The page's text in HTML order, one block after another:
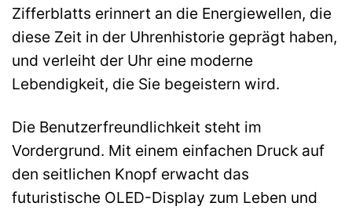
Zifferblatts erinnert an die Energiewellen, die
diese Zeit in der Uhrenhistorie geprägt haben,
und verleiht der Uhr eine moderne
Lebendigkeit, die Sie begeistern wird.
Die Benutzerfreundlichkeit steht im
Vordergrund. Mit einem einfachen Druck auf
den seitlichen Knopf erwacht das
futuristische OLED-Display zum Leben und